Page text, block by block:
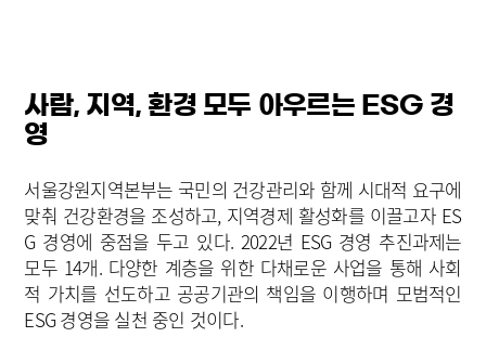
사람, 지역, 환경 모두 아우르는 ESG 경
영
서울강원지역본부는 국민의 건강관리와 함께 시대적 요구에
맞춰 건강환경을 조성하고, 지역경제 활성화를 이끌고자 ES
G 경영에 중점을 두고 있다. 2022년 ESG 경영 추진과제는
모두 14개. 다양한 계층을 위한 다채로운 사업을 통해 사회
적 가치를 선도하고 공공기관의 책임을 이행하며 모범적인
ESG 경영을 실천 중인 것이다.